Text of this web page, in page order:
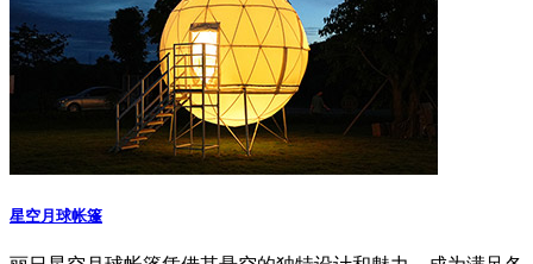
星空月球帐篷